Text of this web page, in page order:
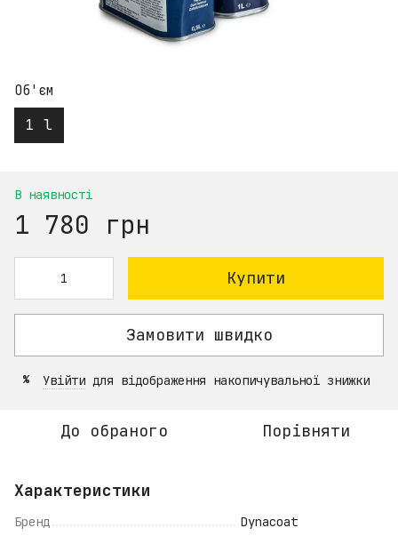
Об'єм
1 l
В наявності
1 780 грн
Купити
Замовити швидко
% Увійти для відображення накопичувальної знижки
До обраного Порівняти
Характеристики
Бренд Dynacoat